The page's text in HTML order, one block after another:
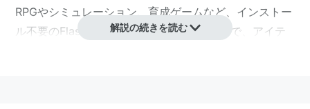
RPGやシミュレーション、育成ゲームなど、インストー
ル不要のFlashゲームが遊べる。登録は無料で、アイテ
解説の続きを読む